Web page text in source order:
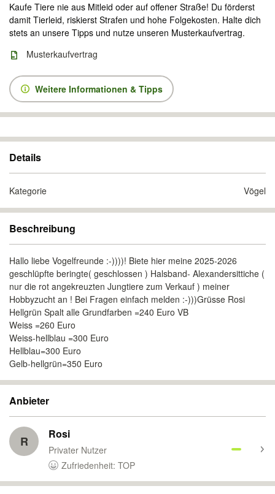
Kaufe Tiere nie aus Mitleid oder auf offener Straße! Du förderst
damit Tierleid, riskierst Strafen und hohe Folgekosten. Halte dich
stets an unsere Tipps und nutze unseren Musterkaufvertrag.
Musterkaufvertrag
Weitere Informationen & Tipps
Details
Kategorie Vögel
Beschreibung
Hallo liebe Vogelfreunde :-))))! Biete hier meine 2025-2026
geschlüpfte beringte( geschlossen ) Halsband- Alexandersittiche (
nur die rot angekreuzten Jungtiere zum Verkauf ) meiner
Hobbyzucht an ! Bei Fragen einfach melden :-)))Grüsse Rosi
Hellgrün Spalt alle Grundfarben =240 Euro VB
Weiss =260 Euro
Weiss-hellblau =300 Euro
Hellblau=300 Euro
Gelb-hellgrün=350 Euro
Anbieter
R Rosi
Privater Nutzer
Zufriedenheit: TOP